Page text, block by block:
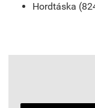
Hordtáska